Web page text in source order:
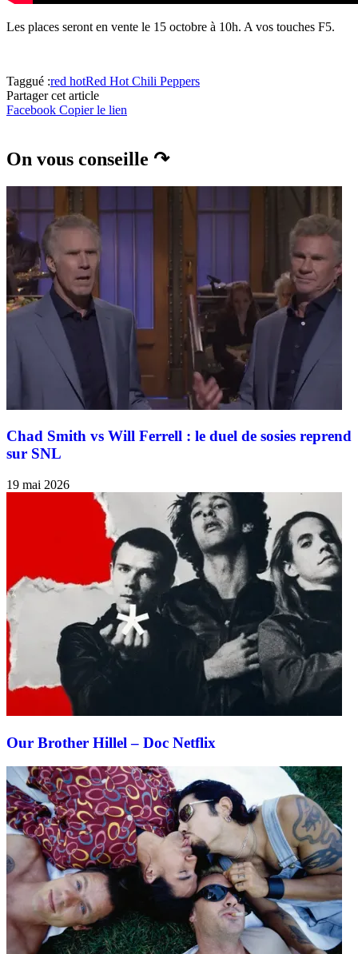
Les places seront en vente le 15 octobre à 10h. A vos touches F5.
Taggué :red hotRed Hot Chili Peppers
Partager cet article
Facebook Copier le lien
On vous conseille ↷
Chad Smith vs Will Ferrell : le duel de sosies reprend
sur SNL
19 mai 2026
Our Brother Hillel – Doc Netflix